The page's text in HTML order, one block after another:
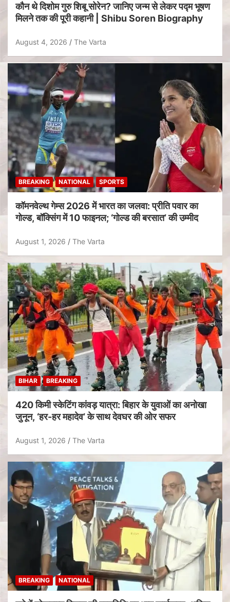
कौन थे दिशोम गुरु शिबू सोरेन? जानिए जन्म से लेकर पद्म भूषण
मिलने तक की पूरी कहानी | Shibu Soren Biography
August 4, 2026 The Varta
BREAKING NATIONAL SPORTS
कॉमनवेल्थ गेम्स 2026 में भारत का जलवा: प्रीति पवार का
गोल्ड, बॉक्सिंग में 10 फाइनल; ‘गोल्ड की बरसात’ की उम्मीद
August 1, 2026 The Varta
BIHAR BREAKING
420 किमी स्केटिंग कांवड़ यात्रा: बिहार के युवाओं का अनोखा
जुनून, ‘हर-हर महादेव’ के साथ देवघर की ओर सफर
August 1, 2026 The Varta
BREAKING NATIONAL